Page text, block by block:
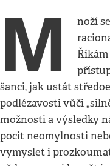
M
noží
šanci, jak ustát
podlézavosti vůči
možnosti a výsledky
pocit neomylnosti
vymyslet i